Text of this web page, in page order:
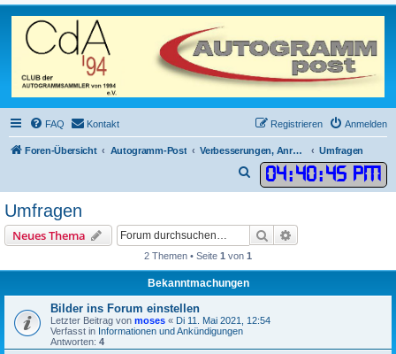
FAQ Kontakt Anmelden
Registrieren
Foren-Übersicht Autogramm-Post Verbesserungen, Anregungen, Wünsche, Abstimmungen Umfragen
04:40:45 PM
u
h
Umfragen
Neues Thema Suche
2 Themen • Seite 1 von 1
Bekanntmachungen
Bilder ins Forum einstellen
Letzter Beitrag von moses « Di 11. Mai 2021, 12:54
Verfasst in Informationen und Ankündigungen
Antworten: 4